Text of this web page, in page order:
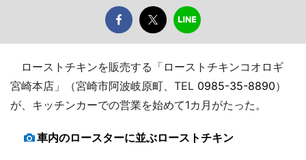
ローストチキンを販売する「ローストチキンコオロギ
宮崎本店」（宮崎市阿波岐原町、TEL 0985-35-8890）
が、キッチンカーでの営業を始めて1カ月がたった。
車内のロースターに並ぶローストチキン